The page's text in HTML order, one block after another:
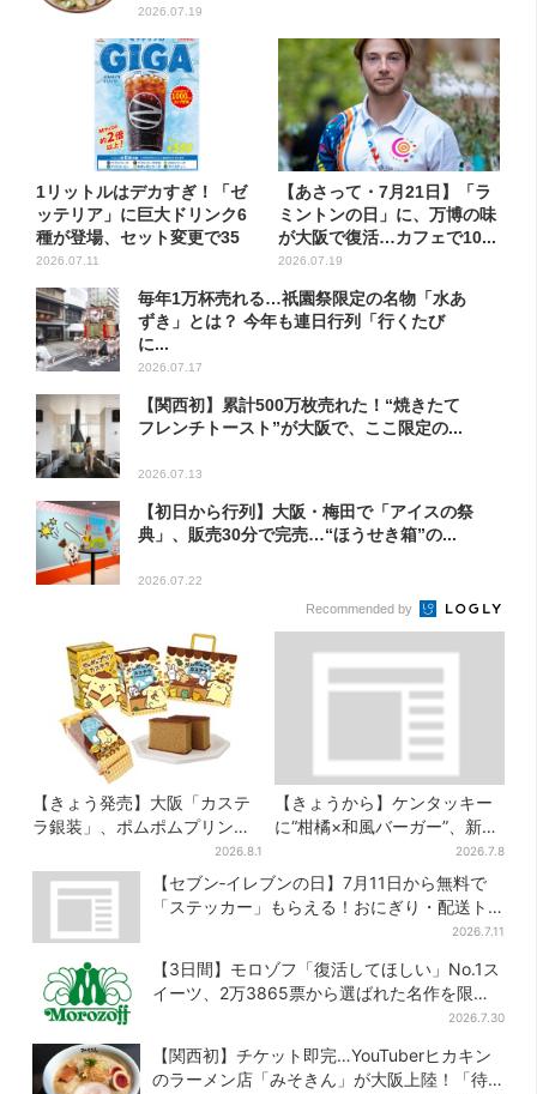
2026.07.19
1リットルはデカすぎ！「ゼ
ッテリア」に巨大ドリンク6
種が登場、セット変更で35
0...
2026.07.11
【あさって・7月21日】「ラ
ミントンの日」に、万博の味
が大阪で復活…カフェで10...
2026.07.19
毎年1万杯売れる…祇園祭限定の名物「水あ
ずき」とは？ 今年も連日行列「行くたび
に...
2026.07.17
【関西初】累計500万枚売れた！“焼きたて
フレンチトースト”が大阪で、ここ限定の...
2026.07.13
【初日から行列】大阪・梅田で「アイスの祭
典」、販売30分で完売…“ほうせき箱”の...
2026.07.22
Recommended by
【きょう発売】大阪「カステ
ラ銀装」、ポムポムプリンと
初コラボ 紙袋まで限定デザ
インに
2026.8.1
【きょうから】ケンタッキー
に“柑橘×和風バーガー”、新作
2品が登場！「完璧な組み合わ
せ」と喜びの声
2026.7.8
【セブン‐イレブンの日】7月11日から無料で
「ステッカー」もらえる！おにぎり・配送ト
2026.7.11
【3日間】モロゾフ「復活してほしい」No.1ス
イーツ、2万3865票から選ばれた名作を限定
2026.7.30
【関西初】チケット即完…YouTuberヒカキン
のラーメン店「みそきん」が大阪上陸！「待